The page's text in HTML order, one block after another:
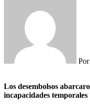
Por
Los desembolsos abarcaron gastos médicos y subsidios por
incapacidades temporales